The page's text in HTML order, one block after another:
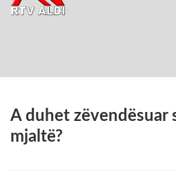
A duhet zëvendësuar
mjaltë?